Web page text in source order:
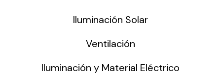
Iluminación Solar
Ventilación
Iluminación y Material Eléctrico